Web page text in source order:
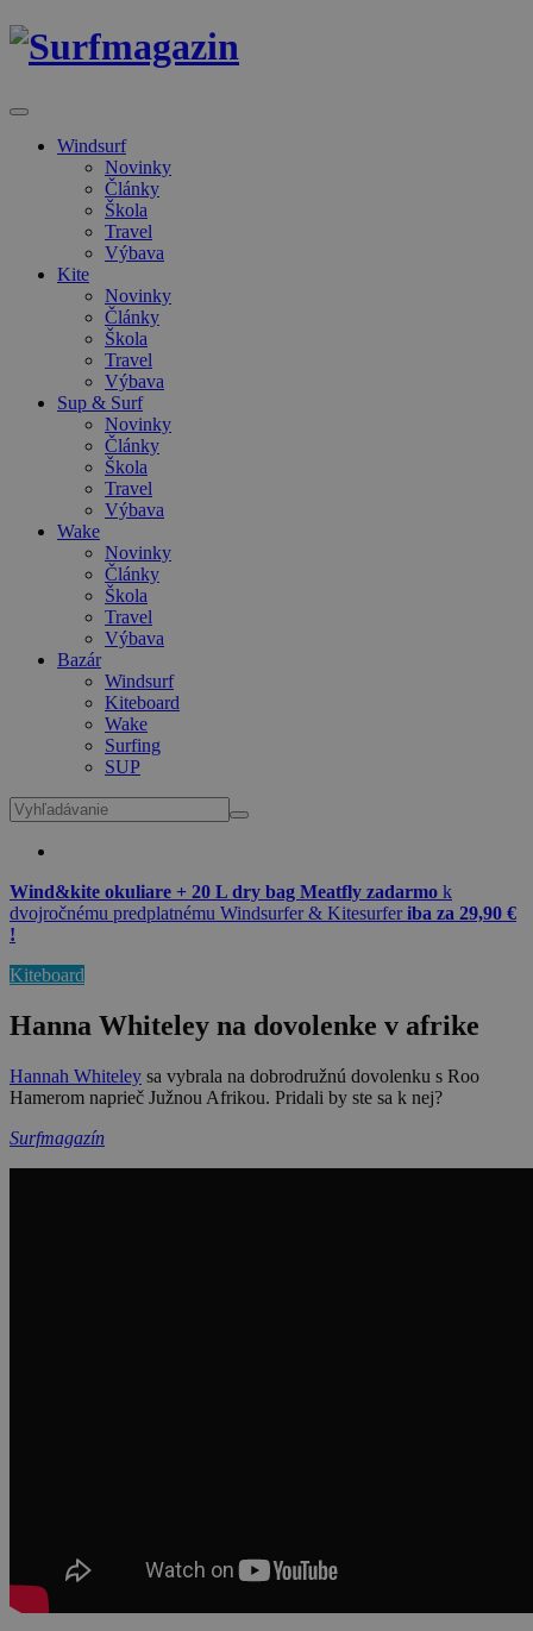
Windsurf
Novinky
Články
Škola
Travel
Výbava
Kite
Novinky
Články
Škola
Travel
Výbava
Sup & Surf
Novinky
Články
Škola
Travel
Výbava
Wake
Novinky
Články
Škola
Travel
Výbava
Bazár
Windsurf
Kiteboard
Wake
Surfing
SUP
Wind&kite okuliare + 20 L dry bag Meatfly zadarmo k
dvojročnému predplatnému Windsurfer & Kitesurferiba za 29,90 €
!
Kiteboard
Hanna Whiteley na dovolenke v afrike
Hannah Whiteley sa vybrala na dobrodružnú dovolenku s Roo
Hamerom naprieč Južnou Afrikou. Pridali by ste sa k nej?
Surfmagazín